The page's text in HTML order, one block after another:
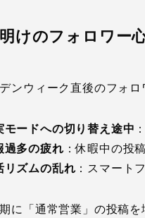
けのフォロワー
ンウィーク直後のフォ
モードへの切り替え途中
過多の疲れ ：休暇中の投
リズムの乱れ ：スマート
に「通常営業」の投稿